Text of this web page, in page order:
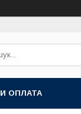
ОПЛАТА